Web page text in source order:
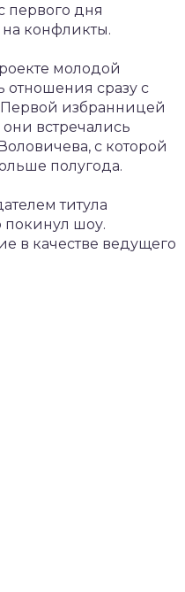
первого дня
конфликты.
молодой
отношения сразу с
избранницей
встречались
с которой
полугода.
титула
покинул шоу.
в качестве ведущего